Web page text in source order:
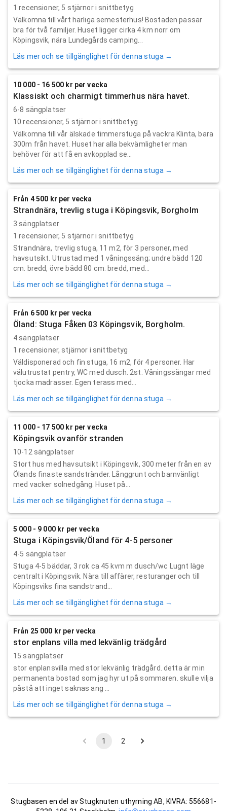
1 recensioner, 5 stjärnor i snittbetyg
Välkomna till vårt härliga semesterhus! Bostaden passar
bra för två familjer. Huset ligger cirka 4 km norr om
Köpingsvik, nära Lundegårds camping...
Läs mer och se tillgänglighet för denna stuga →
10 000 - 16 500 kr per vecka
Klassiskt och charmigt timmerhus nära havet.
6-8 sängplatser
10 recensioner, 5 stjärnor i snittbetyg
Välkomna till vår älskade timmerstuga på vackra Klinta, bara
300m från havet. Huset har alla bekvämligheter man
behöver för att få en avkopplad se...
Läs mer och se tillgänglighet för denna stuga →
Från 4 500 kr per vecka
Strandnära, trevlig stuga i Köpingsvik, Borgholm
3 sängplatser
1 recensioner, 5 stjärnor i snittbetyg
Strandnära, trevlig stuga, 11 m2, för 3 personer, med
havsutsikt. Utrustad med 1 våningssäng; undre bädd 120
cm. bredd, övre bädd 80 cm. bredd, med...
Läs mer och se tillgänglighet för denna stuga →
Från 6 500 kr per vecka
Öland: Stuga Fåken 03 Köpingsvik, Borgholm.
4 sängplatser
1 recensioner, stjärnor i snittbetyg
Väldisponerad och fin stuga, 16 m2, för 4 personer. Har
välutrustat pentry, WC med dusch. 2st. Våningssängar med
tjocka madrasser. Egen terass med...
Läs mer och se tillgänglighet för denna stuga →
11 000 - 17 500 kr per vecka
Köpingsvik ovanför stranden
10-12 sängplatser
Stort hus med havsutsikt i Köpingsvik, 300 meter från en av
Ölands finaste sandstränder. Långgrunt och barnvänligt
med vacker solnedgång. Huset på...
Läs mer och se tillgänglighet för denna stuga →
5 000 - 9 000 kr per vecka
Stuga i Köpingsvik/Öland för 4-5 personer
4-5 sängplatser
Stuga 4-5 bäddar, 3 rok ca 45 kvm m dusch/wc Lugnt läge
centralt i Köpingsvik. Nära till affärer, resturanger och till
Köpingsviks fina sandstrand...
Läs mer och se tillgänglighet för denna stuga →
Från 25 000 kr per vecka
stor enplans villa med lekvänlig trädgård
15 sängplatser
stor enplansvilla med stor lekvänlig trädgård. detta är min
permanenta bostad som jag hyr ut på sommaren. skulle vilja
påstå att inget saknas ang ...
Läs mer och se tillgänglighet för denna stuga →
1 2
Stugbasen en del av Stugknuten uthyrning AB, KIVRA: 556681-